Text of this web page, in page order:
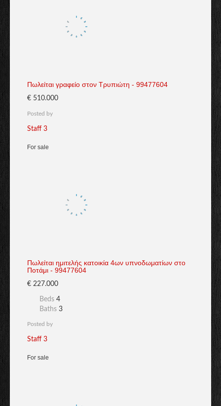
Πωλείται γραφείο στον Τρυπιώτη - 99477604
€ 510.000
Posted by
Staff 3
For sale
Πωλείται ημιτελής κατοικία 4ων υπνοδωματίων στο
Ποτάμι - 99477604
€ 227.000
Beds 4
Baths 3
Posted by
Staff 3
For sale